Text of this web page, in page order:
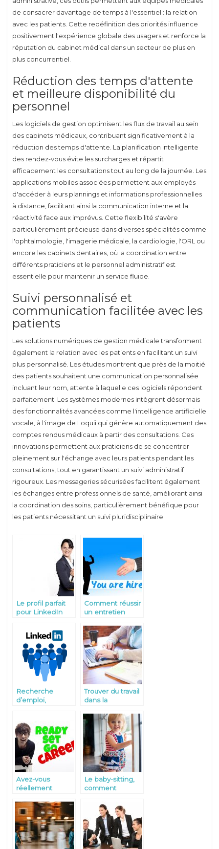
de consacrer davantage de temps à l'essentiel : la relation
avec les patients. Cette redéfinition des priorités influence
positivement l'expérience globale des usagers et renforce la
réputation du cabinet médical dans un secteur de plus en
plus concurrentiel.
Réduction des temps d'attente
et meilleure disponibilité du
personnel
Les logiciels de gestion optimisent les flux de travail au sein
des cabinets médicaux, contribuant significativement à la
réduction des temps d'attente. La planification intelligente
des rendez-vous évite les surcharges et répartit
efficacement les consultations tout au long de la journée. Les
applications mobiles associées permettent aux employés
d'accéder à leurs plannings et informations professionnelles
à distance, facilitant ainsi la communication interne et la
réactivité face aux imprévus. Cette flexibilité s'avère
particulièrement précieuse dans diverses spécialités comme
l'ophtalmologie, l'imagerie médicale, la cardiologie, l'ORL ou
encore les cabinets dentaires, où la coordination entre
différents praticiens et le personnel administratif est
essentielle pour maintenir un service fluide.
Suivi personnalisé et
communication facilitée avec les
patients
Les solutions numériques de gestion médicale transforment
également la relation avec les patients en facilitant un suivi
plus personnalisé. Les études montrent que près de la moitié
des patients souhaitent une communication personnalisée
incluant leur nom, attente à laquelle ces logiciels répondent
parfaitement. Les systèmes modernes intègrent désormais
des fonctionnalités avancées comme l'intelligence artificielle
vocale, à l'image de Loquii qui génère automatiquement des
comptes rendus médicaux à partir des consultations. Ces
innovations permettent aux praticiens de se concentrer
pleinement sur l'échange avec leurs patients pendant les
consultations, tout en garantissant un suivi administratif
rigoureux. Les messageries sécurisées facilitent également
les échanges entre professionnels de santé, améliorant ainsi
la coordination des soins, particulièrement bénéfique pour
les patients nécessitant un suivi pluridisciplinaire.
Le profil parfait
pour LinkedIn
Comment réussir
un entretien
Recherche
d’emploi,
Trouver du travail
dans la
Informatique.
Avez-vous
réellement
réorientation
professionnelle?
Le baby-sitting,
comment
enfants ?